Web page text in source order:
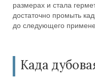
размерах и стала
достаточно промыть
до следующего
Када